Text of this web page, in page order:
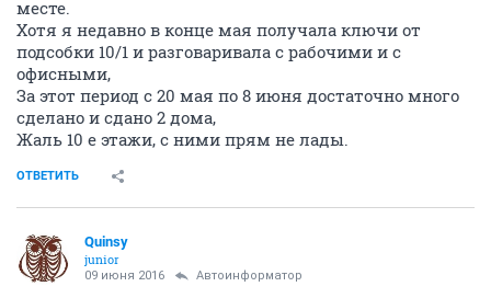
месте.
Хотя я недавно в конце мая получала ключи от
подсобки 10/1 и разговаривала с рабочими и с
офисными,
За этот период с 20 мая по 8 июня достаточно много
сделано и сдано 2 дома,
Жаль 10 е этажи, с ними прям не лады.
ОТВЕТИТЬ
Quinsy
junior
09 июня 2016 Автоинформатор